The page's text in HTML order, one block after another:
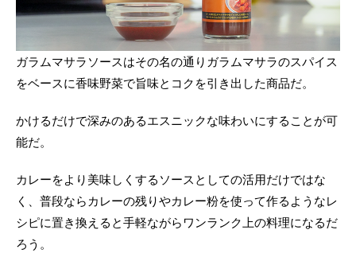
ガラムマサラソースはその名の通りガラムマサラのスパイス
をベースに香味野菜で旨味とコクを引き出した商品だ。
かけるだけで深みのあるエスニックな味わいにすることが可
能だ。
カレーをより美味しくするソースとしての活用だけではな
く、普段ならカレーの残りやカレー粉を使って作るようなレ
シピに置き換えると手軽ながらワンランク上の料理になるだ
ろう。